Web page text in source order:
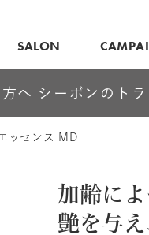
SALON
へ シーボンのト
ッセンス MD
加齢に
艶を与